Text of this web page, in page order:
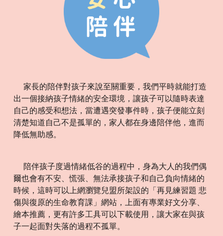
家長的陪伴對孩子來說至關重要，我們平時就能打造
出一個接納孩子情緒的安全環境，讓孩子可以隨時表達
自己的感受和想法，當遭遇突發事件時，孩子便能立刻
清楚知道自己不是孤單的，家人都在身邊陪伴他，進而
降低無助感。
陪伴孩子度過情緒低谷的過程中，身為大人的我們偶
爾也會有不安、慌張、無法承接孩子和自己負向情緒的
時候，這時可以上網瀏覽兒盟所架設的「再見練習題 悲
傷與復原的生命教育課」網站，上面有專業好文分享、
繪本推薦，更有許多工具可以下載使用，讓大家在與孩
子一起面對失落的過程不孤單。